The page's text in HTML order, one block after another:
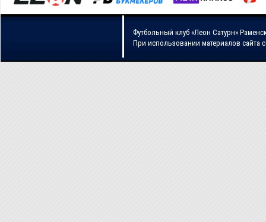
Футбольный клуб «Леон Сатурн»
При использовании материалов сайта